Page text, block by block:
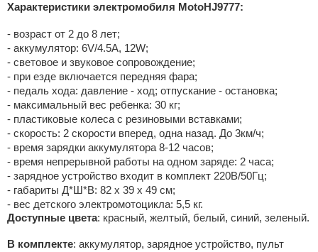
Характеристики электромобиля MotoHJ9777:
- возраст от 2 до 8 лет;
- аккумулятор: 6V/4.5А, 12W;
- световое и звуковое сопровождение;
- при езде включается передняя фара;
- педаль хода: давление - ход; отпускание - остановка;
- максимальный вес ребенка: 30 кг;
- пластиковые колеса с резиновыми вставками;
- скорость: 2 скорости вперед, одна назад. До 3км/ч;
- время зарядки аккумулятора 8-12 часов;
- время непрерывной работы на одном заряде: 2 часа;
- зарядное устройство входит в комплект 220В/50Гц;
- габариты Д*Ш*В: 82 х 39 х 49 см;
- вес детского электромотоцикла: 5,5 кг.
Доступные цвета: красный, желтый, белый, синий, зеленый.
В комплекте: аккумулятор, зарядное устройство, пульт